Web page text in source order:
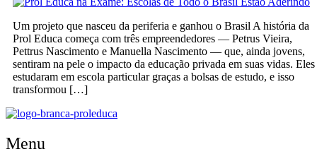
Um projeto que nasceu da periferia e ganhou o Brasil A história da
Prol Educa começa com três empreendedores — Petrus Vieira,
Pettrus Nascimento e Manuella Nascimento — que, ainda jovens,
sentiram na pele o impacto da educação privada em suas vidas. Eles
estudaram em escola particular graças a bolsas de estudo, e isso
transformou […]
Menu